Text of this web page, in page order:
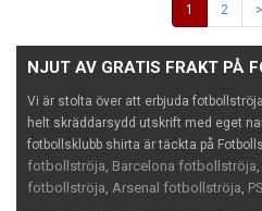
1 2 >
NJUT AV GRATIS FRAKT PÅ
Vi är stolta över att erbjuda
helt skräddarsydd utskrift med eget
fotbollsklubb shirta är täckta på
fotbollströja Barcelona fotbollströja
fotbollströja Arsenal fotbollströja